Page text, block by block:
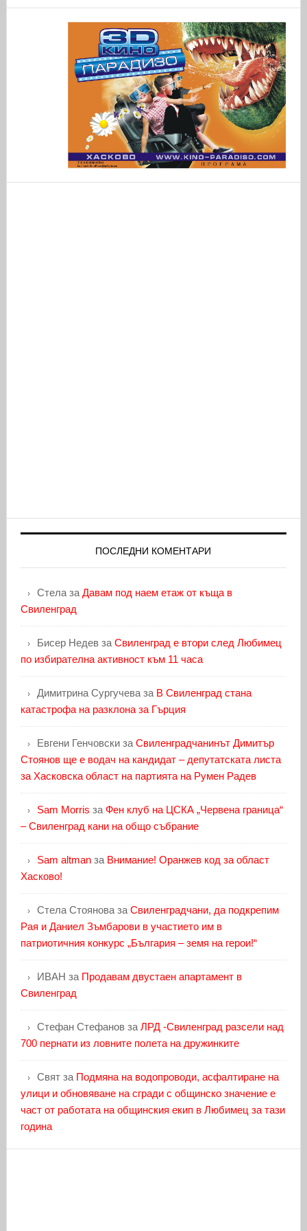
ПОСЛЕДНИ КОМЕНТАРИ
Стелаза Давам под наем етаж от къща в
Свиленград
Бисер Недевза Свиленград е втори след Любимец
по избирателна активност към 11 часа
Димитрина Сургучеваза В Свиленград стана
катастрофа на разклона за Гърция
Евгени Генчовскиза Свиленградчанинът Димитър
Стоянов ще е водач на кандидат – депутатската листа
за Хасковска област на партията на Румен Радев
Sam Morris за Фен клуб на ЦСКА „Червена граница“
– Свиленград кани на общо събрание
Sam altmanза Внимание! Оранжев код за област
Хасково!
Стела Стояноваза Свиленградчани, да подкрепим
Рая и Даниел Зъмбарови в участието им в
патриотичния конкурс „България – земя на герои!“
ИВАН за Продавам двустаен апартамент в
Свиленград
Стефан Стефановза ЛРД -Свиленград разсели над
700 пернати из ловните полета на дружинките
Святза Подмяна на водопроводи, асфалтиране на
улици и обновяване на сгради с общинско значение е
част от работата на общинския екип в Любимец за тази
година